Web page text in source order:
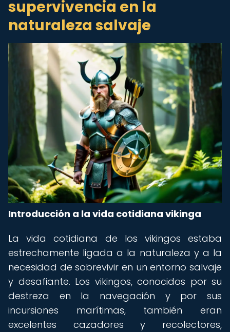
supervivencia en la
naturaleza salvaje
Introducción a la vida cotidiana vikinga
La vida cotidiana de los vikingos estaba
estrechamente ligada a la naturaleza y a la
necesidad de sobrevivir en un entorno salvaje
y desafiante. Los vikingos, conocidos por su
destreza en la navegación y por sus
incursiones marítimas, también eran
excelentes cazadores y recolectores,